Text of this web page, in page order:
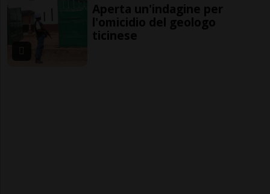
Aperta un'indagine per
l'omicidio del geologo
ticinese